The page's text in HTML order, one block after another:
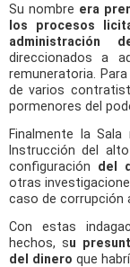
Su nombre era
los procesos
administración
direccionados a
remuneratoria.
de varios
pormenores del
Finalmente la
Instrucción del
configuración del
otras
caso de corrupción
Con estas
hechos, su
del dinero que